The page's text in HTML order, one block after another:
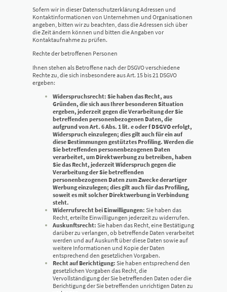
Sofern wir in dieser Datenschutzerklärung Adressen und
Kontaktinformationen von Unternehmen und Organisationen
angeben, bitten wir zu beachten, dass die Adressen sich über
die Zeit ändern können und bitten die Angaben vor
Kontaktaufnahme zu prüfen.
Rechte der betroffenen Personen
Ihnen stehen als Betroffene nach der DSGVO verschiedene
Rechte zu, die sich insbesondere aus Art. 15 bis 21 DSGVO
ergeben:
Widerspruchsrecht: Sie haben das Recht, aus
Gründen, die sich aus Ihrer besonderen Situation
ergeben, jederzeit gegen die Verarbeitung der Sie
betreffenden personenbezogenen Daten, die
aufgrund von Art. 6 Abs. 1 lit. e oder f DSGVO erfolgt,
Widerspruch einzulegen; dies gilt auch für ein auf
diese Bestimmungen gestütztes Profiling. Werden die
Sie betreffenden personenbezogenen Daten
verarbeitet, um Direktwerbung zu betreiben, haben
Sie das Recht, jederzeit Widerspruch gegen die
Verarbeitung der Sie betreffenden
personenbezogenen Daten zum Zwecke derartiger
Werbung einzulegen; dies gilt auch für das Profiling,
soweit es mit solcher Direktwerbung in Verbindung
steht.
Widerrufsrecht bei Einwilligungen: Sie haben das
Recht, erteilte Einwilligungen jederzeit zu widerrufen.
Auskunftsrecht: Sie haben das Recht, eine Bestätigung
darüber zu verlangen, ob betreffende Daten verarbeitet
werden und auf Auskunft über diese Daten sowie auf
weitere Informationen und Kopie der Daten
entsprechend den gesetzlichen Vorgaben.
Recht auf Berichtigung: Sie haben entsprechend den
gesetzlichen Vorgaben das Recht, die
Vervollständigung der Sie betreffenden Daten oder die
Berichtigung der Sie betreffenden unrichtigen Daten zu